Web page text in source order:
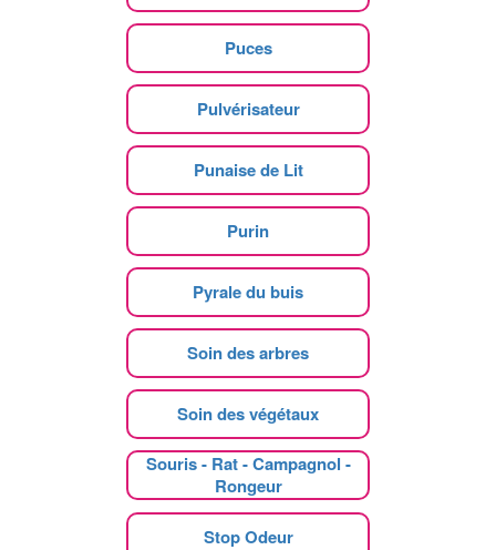
Puces
Pulvérisateur
Punaise de Lit
Purin
Pyrale du buis
Soin des arbres
Soin des végétaux
Souris - Rat - Campagnol -
Rongeur
Stop Odeur